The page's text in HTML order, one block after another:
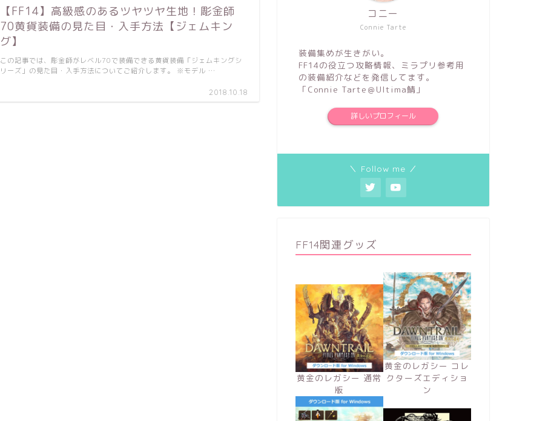
【FF14】高級感のあるツヤツヤ生地！彫金師
70黄貨装備の見た目・入手方法【ジェムキン
グ】
2018.10.18
この記事では、彫金師がレベル70で装備できる黄貨装備「ジェムキングシ
リーズ」の見た目・入手方法についてご紹介します。 ※モデル …
Connie Tarte
コニー
装備集めが生きがい。
FF14の役立つ攻略情報、ミラプリ参考用
の装備紹介などを発信してます。
「Connie Tarte＠Ultima鯖」
詳しいプロフィール
＼ Follow me ／
FF14関連グッズ
黄金のレガシー 通常
版
黄金のレガシー コレ
クターズエディショ
ン